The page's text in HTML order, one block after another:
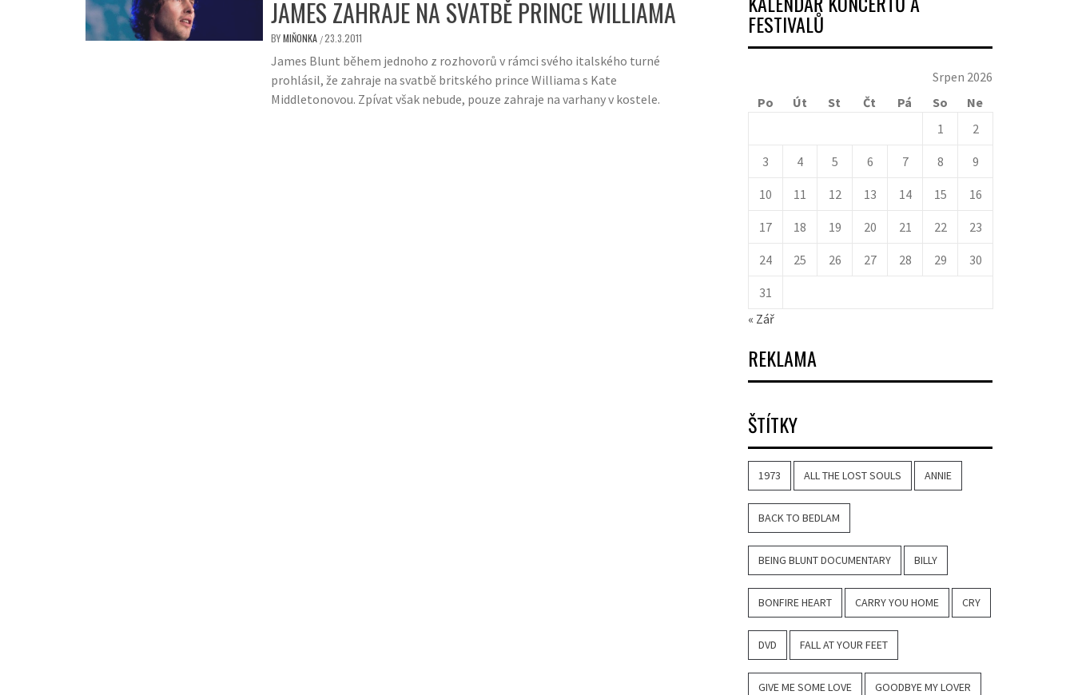
JAMES ZAHRAJE NA SVATBĚ PRINCE WILLIAMA
BYMIŇONKA /23.3.2011
James Blunt během jednoho z rozhovorů v rámci svého italského turné
prohlásil, že zahraje na svatbě britského prince Williama s Kate
Middletonovou. Zpívat však nebude, pouze zahraje na varhany v kostele.
FESTIVALŮ
Srpen 2026
Po
Út St Čt Pá So
Ne
1
2
3 4 5 6 7 8 9
10 11 12 13 14 15 16
17 18 19 20 21 22 23
24 25 26 27 28 29 30
31
« Zář
REKLAMA
ŠTÍTKY
1973 ALL THE LOST SOULS ANNIE
BACK TO BEDLAM
BEING BLUNT DOCUMENTARY BILLY
BONFIRE HEART CARRY YOU HOME CRY
DVD FALL AT YOUR FEET
GIVE ME SOME LOVE GOODBYE MY LOVER